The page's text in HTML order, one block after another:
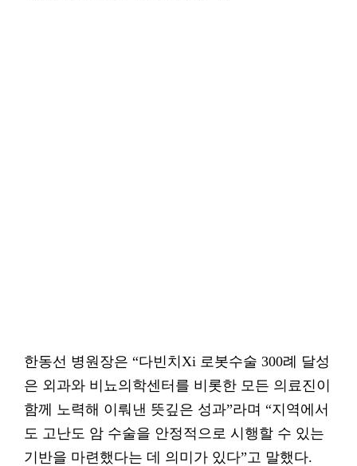
한동선 병원장은 “다빈치Xi 로봇수술 300례 달성
은 외과와 비뇨의학센터를 비롯한 모든 의료진이
함께 노력해 이뤄낸 뜻깊은 성과”라며 “지역에서
도 고난도 암 수술을 안정적으로 시행할 수 있는
기반을 마련했다는 데 의미가 있다”고 말했다.